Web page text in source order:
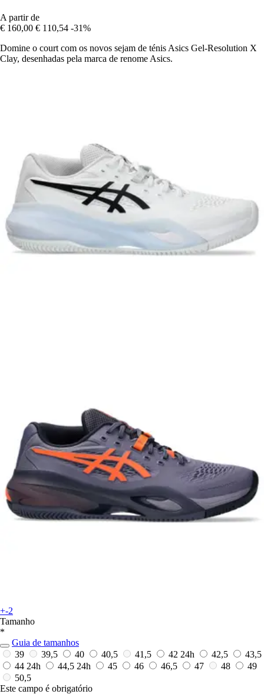
A partir de
€ 160,00 € 110,54 -31%
Domine o court com os novos sejam de ténis Asics Gel-Resolution X
Clay, desenhadas pela marca de renome Asics.
+-2
Tamanho
*
Guia de tamanhos
39
39,5 40 40,5 41,5 42 24h 42,5
43,5
44 24h 44,5 24h 45 46 46,5 47 48
49
50,5
Este campo é obrigatório